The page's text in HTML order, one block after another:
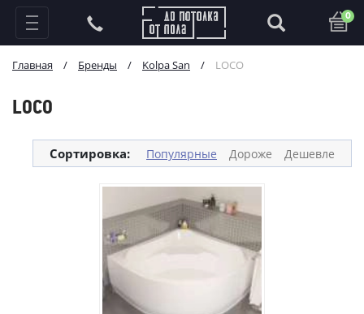
0
Главная / Бренды / Kolpa San / LOCO
LOCO
Сортировка: Популярные Дороже Дешевле